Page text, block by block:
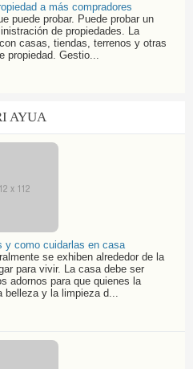
a más compradores
puede probar. Puede probar un
de propiedades. La
casas, tiendas, terrenos y otras
propiedad. Gestio...
AYUA
y como cuidarlas en casa
se exhiben alrededor de la
para vivir. La casa debe ser
adornos para que quienes la
belleza y la limpieza d...